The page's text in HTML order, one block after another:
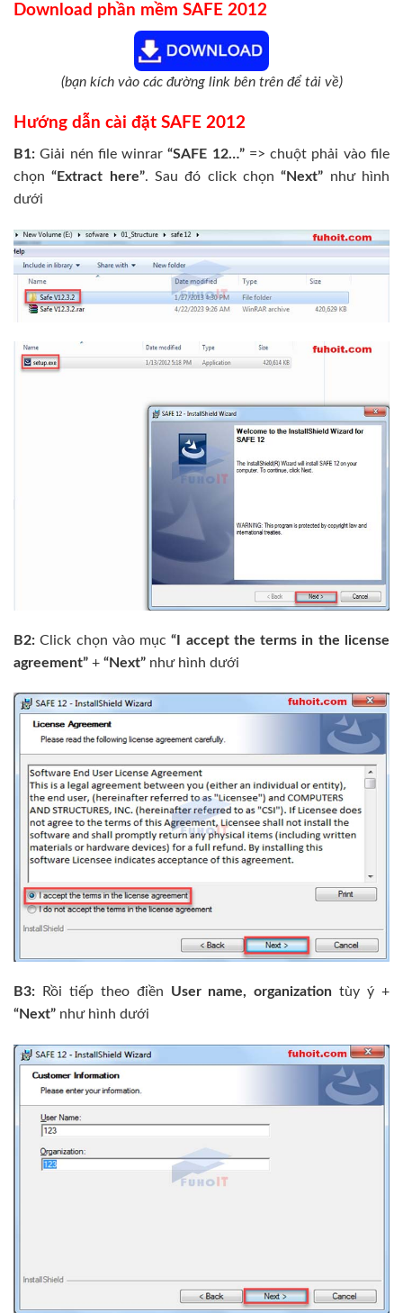
Download phần mềm SAFE 2012
(bạn kích vào các đường link bên trên để tải về)
Hướng dẫn cài đặt SAFE 2012
B1:Giải nén file winrar“SAFE 12…” => chuột phải vào file
chọn “Extract here”. Sau đó click chọn “Next” như hình
dưới
B2:Click chọn vào mục“I accept the terms in the license
agreement” + “Next” như hình dưới
B3: Rồi tiếp theo điền User name, organization tùy ý +
“Next” như hình dưới